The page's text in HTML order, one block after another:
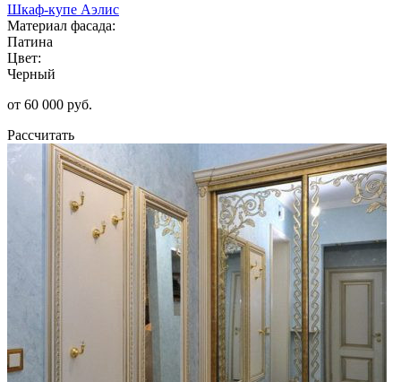
Шкаф-купе Аэлис
Материал фасада:
Патина
Цвет:
Черный
от 60 000 руб.
Рассчитать